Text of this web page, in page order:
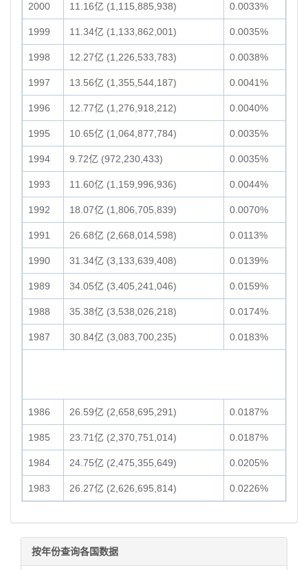
2000 11.16亿 (1,115,885,938) 0.0033%
1999 11.34亿 (1,133,862,001) 0.0035%
1998 12.27亿 (1,226,533,783) 0.0038%
1997 13.56亿 (1,355,544,187) 0.0041%
1996 12.77亿 (1,276,918,212) 0.0040%
1995 10.65亿 (1,064,877,784) 0.0035%
1994 9.72亿 (972,230,433) 0.0035%
1993 11.60亿 (1,159,996,936) 0.0044%
1992 18.07亿 (1,806,705,839) 0.0070%
1991 26.68亿 (2,668,014,598) 0.0113%
1990 31.34亿 (3,133,639,408) 0.0139%
1989 34.05亿 (3,405,241,046) 0.0159%
1988 35.38亿 (3,538,026,218) 0.0174%
1987 30.84亿 (3,083,700,235) 0.0183%
1986 26.59亿 (2,658,695,291) 0.0187%
1985 23.71亿 (2,370,751,014) 0.0187%
1984 24.75亿 (2,475,355,649) 0.0205%
1983 26.27亿 (2,626,695,814) 0.0226%
按年份查询各国数据